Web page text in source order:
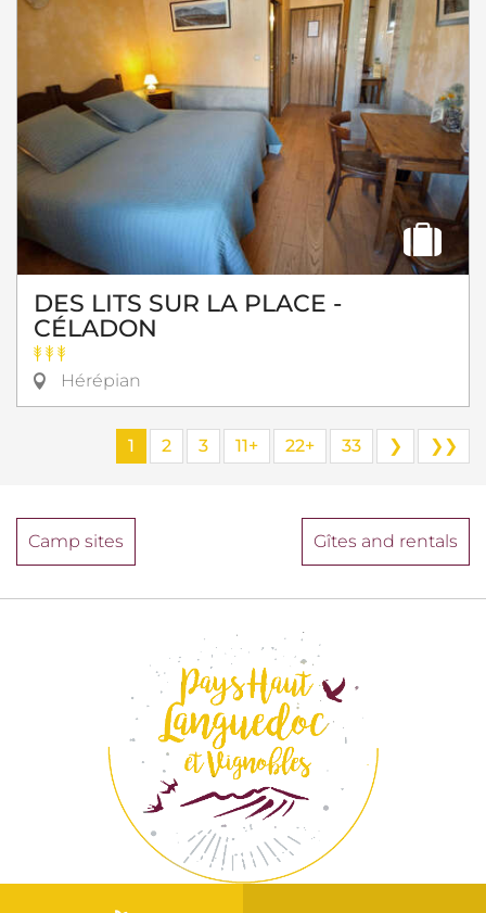
DES LITS SUR LA PLACE -
CÉLADON
Hérépian
1 2 3 11+ 22+ 33 ❯ ❯❯
Camp sites Gîtes and rentals